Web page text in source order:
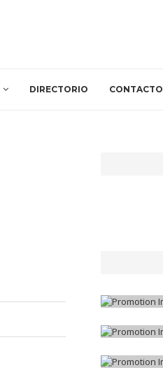
DIRECTORIO CONTACTO